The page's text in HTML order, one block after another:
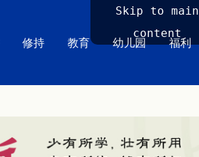
Skip to main
content
修持 教育 幼儿园 福利